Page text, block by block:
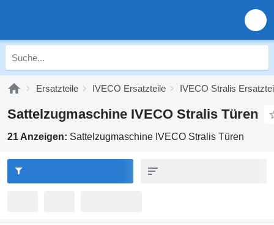
Ersatzteile IVECO Ersatzteile IVECO Stralis
Sattelzugmaschine IVECO Stralis Türen
21 Anzeigen: Sattelzugmaschine IVECO Stralis Türen